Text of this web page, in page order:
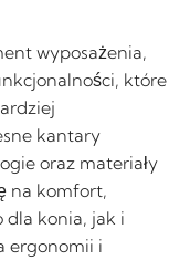
wyposażenia,
które
kantary
oraz materiały
na komfort,
dla konia, jak i
ergonomii i